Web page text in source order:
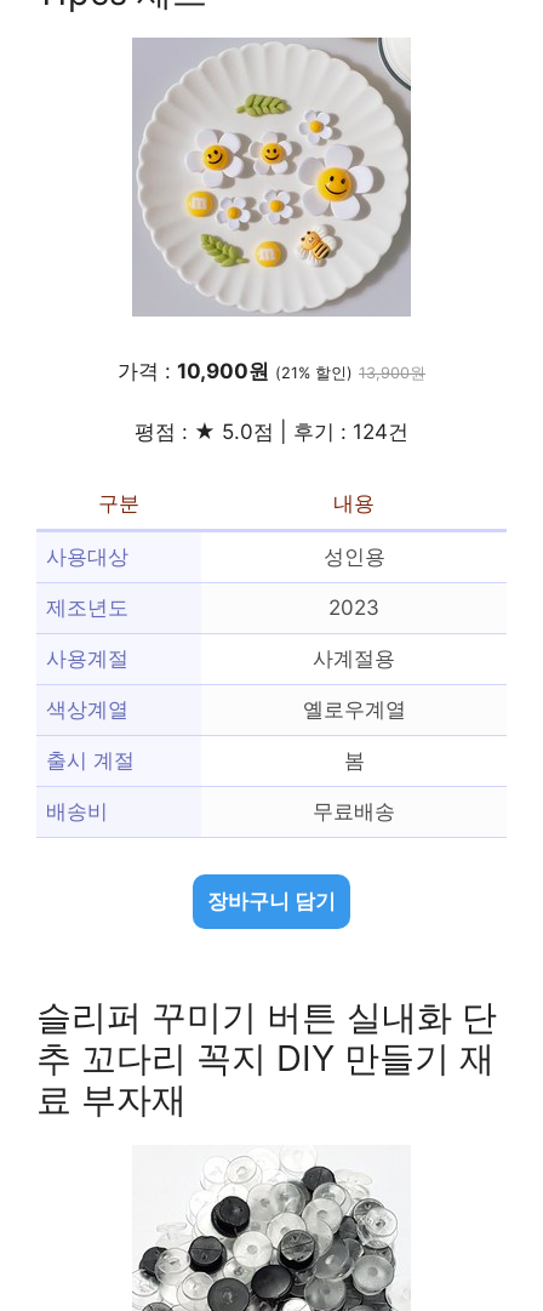
가격 : 10,900원 (21% 할인) 13,900원
평점 : ★ 5.0점 | 후기 : 124건
구분 내용
사용대상 성인용
제조년도 2023
사용계절 사계절용
색상계열 옐로우계열
출시 계절 봄
배송비 무료배송
장바구니 담기
슬리퍼 꾸미기 버튼 실내화 단
추 꼬다리 꼭지 DIY 만들기 재
료 부자재